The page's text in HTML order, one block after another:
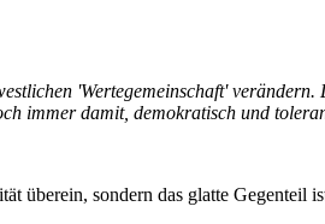
'Wertegemeinschaft'
immer damit, demokratisch und
überein, sondern das glatte Gegenteil